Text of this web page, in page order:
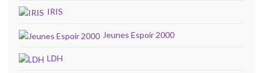
IRIS
Jeunes Espoir 2000
LDH